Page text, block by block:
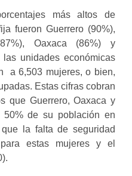
más altos de
fueron Guerrero (90%),
Oaxaca (86%) y
unidades económicas
a 6,503 mujeres, o bien,
Estas cifras cobran
que Guerrero, Oaxaca y
50% de su población en
la falta de seguridad
estas mujeres y el